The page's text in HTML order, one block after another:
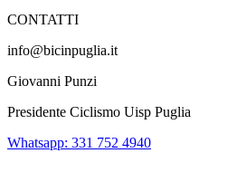
CONTATTI
info@bicinpuglia.it
Giovanni Punzi
Presidente Ciclismo Uisp Puglia
Whatsapp: 331 752 4940